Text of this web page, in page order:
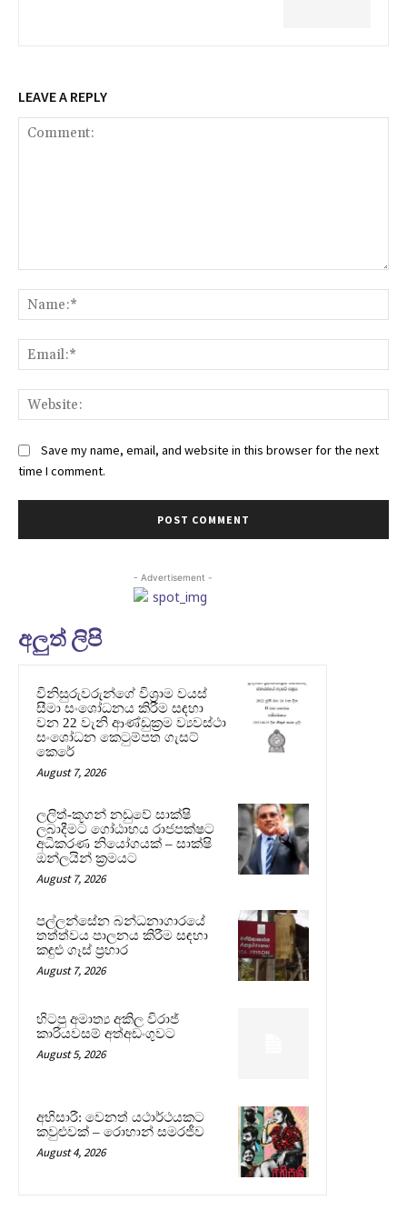
LEAVE A REPLY
Save my name, email, and website in this browser for the next
time I comment.
- Advertisement -
අලුත් ලිපි
විනිසුරුවරුන්ගේ විශ්‍රාම වයස්
සීමා සංශෝධනය කිරීම සඳහා
වන 22 වැනි ආණ්ඩුක්‍රම ව්‍යවස්ථා
සංශෝධන කෙටුම්පත ගැසට්
කෙරේ
August 7, 2026
ලලිත්-කූගන් නඩුවේ සාක්ෂි
ලබාදීමට ගෝඨාභය රාජපක්ෂට
අධිකරණ නියෝගයක් – සාක්ෂි
ඔන්ලයින් ක්‍රමයට
August 7, 2026
පල්ලන්සේන බන්ධනාගාරයේ
තත්ත්වය පාලනය කිරීම සඳහා
කඳුළු ගෑස් ප්‍රහාර
August 7, 2026
හිටපු අමාත්‍ය අකිල විරාජ්
කාරියවසම් අත්අඩංගුවට
August 5, 2026
අභිසාරී: වෙනත් යථාර්ථයකට
කවුළුවක් – රොහාන් සමරජීව
August 4, 2026